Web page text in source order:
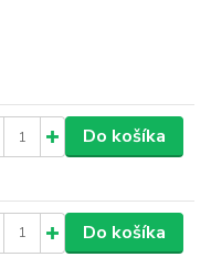
Do košíka
Do košíka